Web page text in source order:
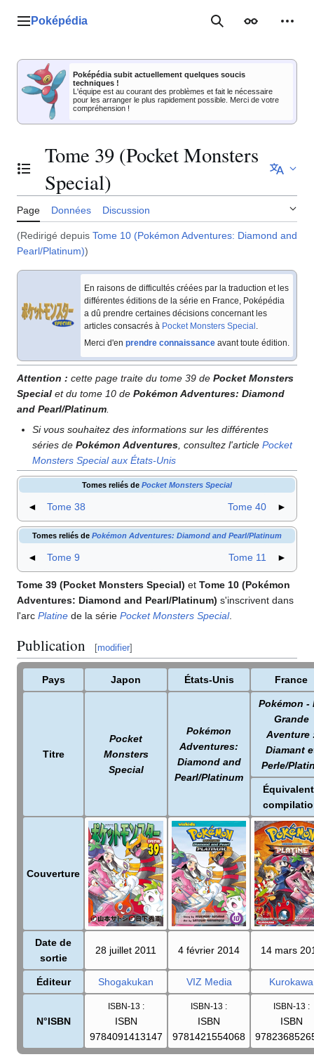
Menu principal
Poképédia RechercherApparence
Poképédia subit actuellement quelques soucis
techniques !
L'équipe est au courant des problèmes et fait le nécessaire
pour les arranger le plus rapidement possible. Merci de votre
compréhension !
Basculer la table des matières
Tome 39 (Pocket Monsters
Special)
Page Données Discussion
(Redirigé depuis Tome 10 (Pokémon Adventures: Diamond and
Pearl/Platinum))
En raisons de difficultés créées par la traduction et les
différentes éditions de la série en France, Poképédia
a dû prendre certaines décisions concernant les
articles consacrés à Pocket Monsters Special.
Merci d'en prendre connaissance avant toute édition.
Attention : cette page traite du tome 39 de Pocket Monsters
Special et du tome 10 de Pokémon Adventures: Diamond
and Pearl/Platinum
Si vous souhaitez des informations sur les différentes
séries dePokémon Adventures , consultez l'articlePocket
Monsters Special aux États-Unis
Tomes reliés de Pocket Monsters Special
◄ Tome 38 Tome 40 ►
Tomes reliés de Pokémon Adventures: Diamond and Pearl/Platinum
◄ Tome 9 Tome 11 ►
Tome 39 (Pocket Monsters Special) et Tome 10 (Pokémon
Adventures: Diamond and Pearl/Platinum) s'inscrivent dans
l'arc Platine de la série Pocket Monsters Special.
Publication [modifier]
Pays Japon États-Unis France
Titre
Pocket
Monsters
Special
Pokémon
Adventures:
Diamond and
Pearl/Platinum
Pokémon -
Grande
Aventure
Diamant
Perle/
Couverture
Date de
sortie
28 juillet 2011 4 février 2014 14 mars
Éditeur Shogakukan VIZ Media Kurokawa
N°ISBN
ISBN-13 :
ISBN
9784091413147
ISBN-13 :
ISBN
9781421554068
ISBN-13 :
ISBN